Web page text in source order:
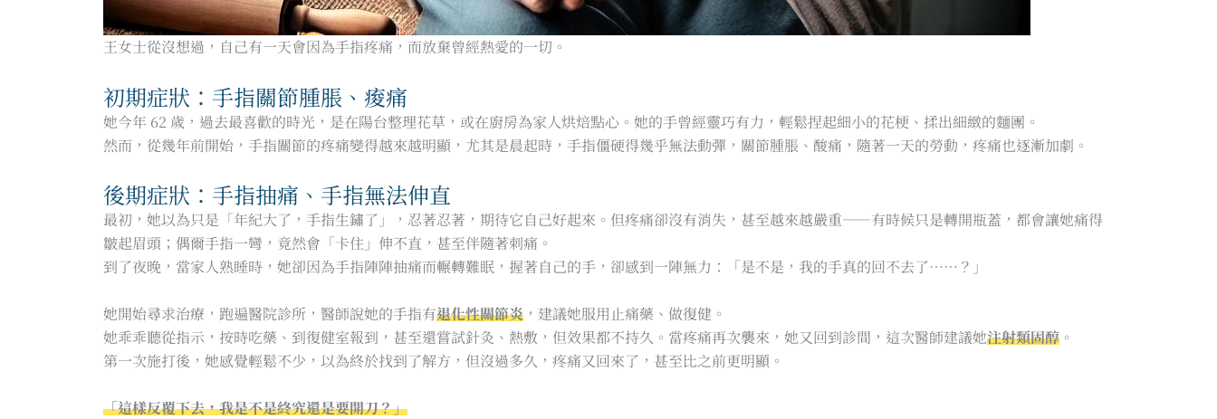
王女士從沒想過，自己有一天會因為手指疼痛，而放棄曾經熱愛的一切。
初期症狀：手指關節腫脹、痠痛
她今年 62 歲，過去最喜歡的時光，是在陽台整理花草，或在廚房為家人烘焙點心。她的手曾經靈巧有力，輕鬆捏起細小的花梗、揉出細緻的麵團。
然而，從幾年前開始，手指關節的疼痛變得越來越明顯，尤其是晨起時，手指僵硬得幾乎無法動彈，關節腫脹、酸痛，隨著一天的勞動，疼痛也逐漸加劇。
後期症狀：手指抽痛、手指無法伸直
最初，她以為只是「年紀大了，手指生鏽了」，忍著忍著，期待它自己好起來。但疼痛卻沒有消失，甚至越來越嚴重——有時候只是轉開瓶蓋，都會讓她痛得
皺起眉頭；偶爾手指一彎，竟然會「卡住」伸不直，甚至伴隨著刺痛。
到了夜晚，當家人熟睡時，她卻因為手指陣陣抽痛而輾轉難眠，握著自己的手，卻感到一陣無力：「是不是，我的手真的回不去了……？」
她開始尋求治療，跑遍醫院診所，醫師說她的手指有退化性關節炎 ，建議她服用止痛藥、做復健。
她乖乖聽從指示，按時吃藥、到復健室報到，甚至還嘗試針灸、熱敷，但效果都不持久。當疼痛再次襲來，她又回到診間，這次醫師建議她注射類固醇 。
第一次施打後，她感覺輕鬆不少，以為終於找到了解方，但沒過多久，疼痛又回來了，甚至比之前更明顯。
「這樣反覆下去，我是不是終究還是要開刀？」